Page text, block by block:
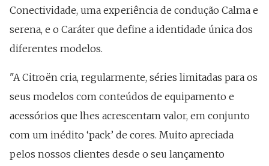
Conectividade, uma experiência de condução Calma e
serena, e o Caráter que define a identidade única dos
diferentes modelos.
"A Citroën cria, regularmente, séries limitadas para os
seus modelos com conteúdos de equipamento e
acessórios que lhes acrescentam valor, em conjunto
com um inédito ‘pack’ de cores. Muito apreciada
pelos nossos clientes desde o seu lançamento